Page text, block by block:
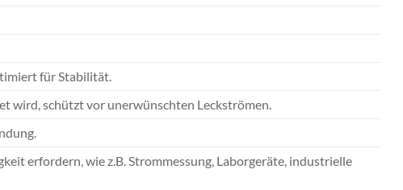
für Stabilität.
wird, schützt vor unerwünschten Leckströmen.
erfordern, wie z.B. Strommessung, Laborgeräte, industrielle